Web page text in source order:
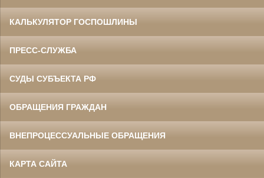
КАЛЬКУЛЯТОР ГОСПОШЛИНЫ
ПРЕСС-СЛУЖБА
СУДЫ СУБЪЕКТА РФ
ОБРАЩЕНИЯ ГРАЖДАН
ВНЕПРОЦЕССУАЛЬНЫЕ ОБРАЩЕНИЯ
КАРТА САЙТА